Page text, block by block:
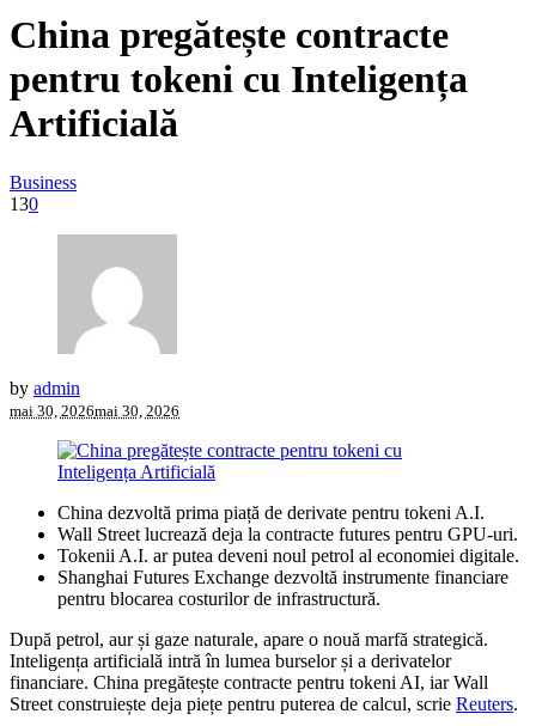
China pregătește contracte
pentru tokeni cu Inteligența
Artificială
Business
130
by admin
mai 30, 2026mai 30, 2026
China dezvoltă prima piață de derivate pentru tokeni A.I.
Wall Street lucrează deja la contracte futures pentru GPU-uri.
Tokenii A.I. ar putea deveni noul petrol al economiei digitale.
Shanghai Futures Exchange dezvoltă instrumente financiare
pentru blocarea costurilor de infrastructură.
După petrol, aur și gaze naturale, apare o nouă marfă strategică.
Inteligența artificială intră în lumea burselor și a derivatelor
financiare. China pregătește contracte pentru tokeni AI, iar Wall
Street construiește deja piețe pentru puterea de calcul, scrie Reuters.